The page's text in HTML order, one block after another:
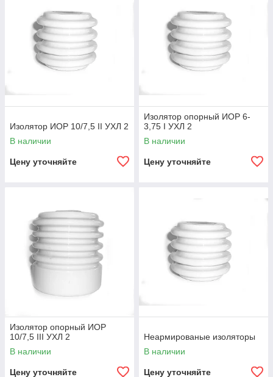
Изолятор ИОР 10/7,5 II УХЛ 2
В наличии
Цену уточняйте
Изолятор опорный ИОР 6-
3,75 I УХЛ 2
В наличии
Цену уточняйте
Изолятор опорный ИОР
10/7,5 III УХЛ 2
В наличии
Цену уточняйте
Неармированые изоляторы
В наличии
Цену уточняйте